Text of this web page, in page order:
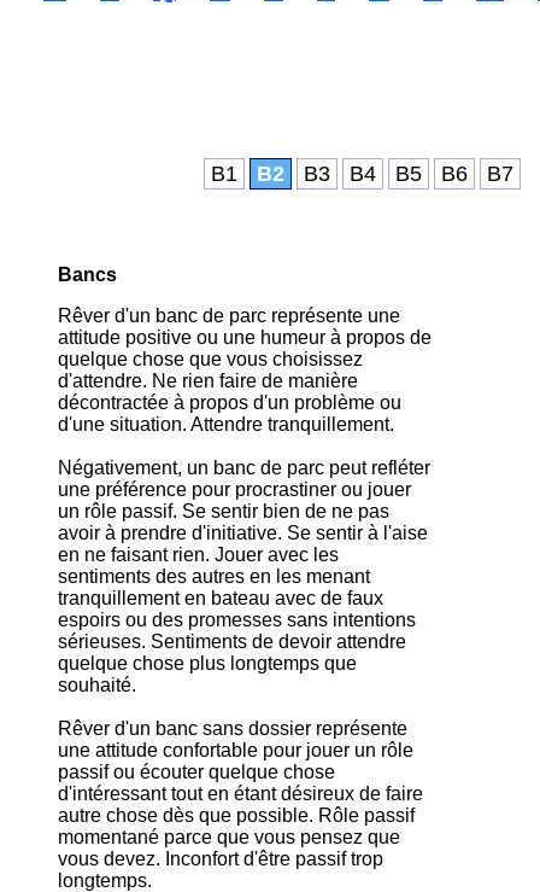
B1 B2 B3 B4 B5 B6 B7
Bancs
Rêver d'un banc de parc représente une
attitude positive ou une humeur à propos de
quelque chose que vous choisissez
d'attendre. Ne rien faire de manière
décontractée à propos d'un problème ou
d'une situation. Attendre tranquillement.
Négativement, un banc de parc peut refléter
une préférence pour procrastiner ou jouer
un rôle passif. Se sentir bien de ne pas
avoir à prendre d'initiative. Se sentir à l'aise
en ne faisant rien. Jouer avec les
sentiments des autres en les menant
tranquillement en bateau avec de faux
espoirs ou des promesses sans intentions
sérieuses. Sentiments de devoir attendre
quelque chose plus longtemps que
souhaité.
Rêver d'un banc sans dossier représente
une attitude confortable pour jouer un rôle
passif ou écouter quelque chose
d'intéressant tout en étant désireux de faire
autre chose dès que possible. Rôle passif
momentané parce que vous pensez que
vous devez. Inconfort d'être passif trop
longtemps.